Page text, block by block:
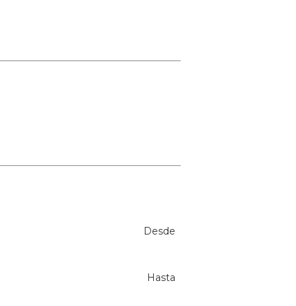
Desde
Hasta